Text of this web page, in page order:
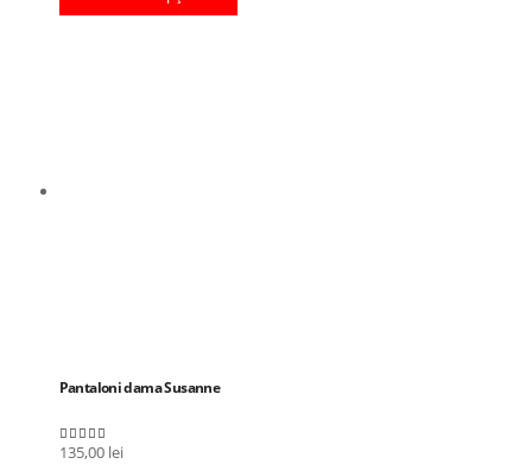
Pantaloni dama Susanne
5.00out of 5
135,00 lei